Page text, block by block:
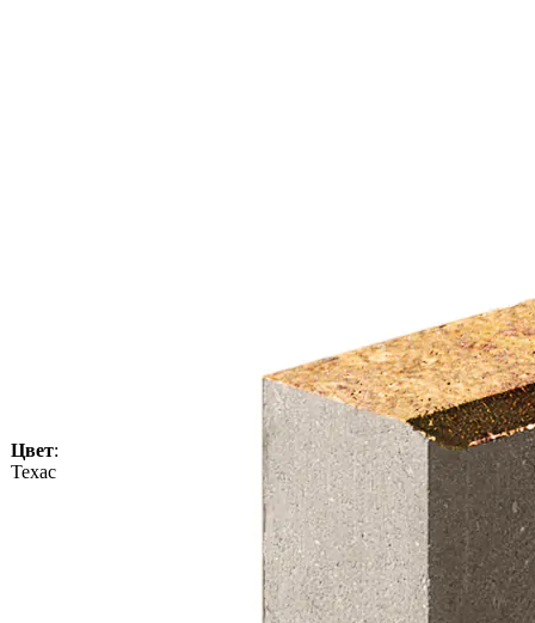
Цвет:
Техас